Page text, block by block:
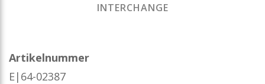
INTERCHANGE
Artikelnummer
E|64-02387